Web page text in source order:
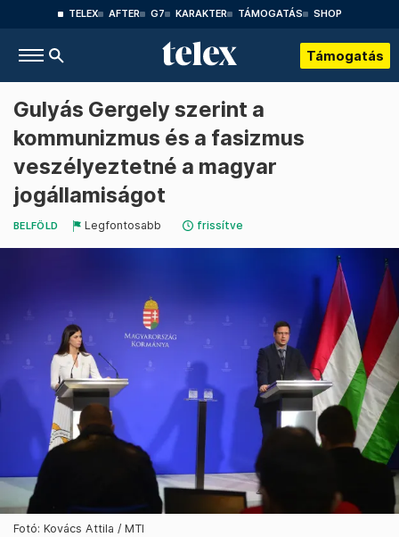
TELEX AFTER G7 KARAKTER TÁMOGATÁS SHOP
Támogatás
Gulyás Gergely szerint a
kommunizmus és a fasizmus
veszélyeztetné a magyar
jogállamiságot
BELFÖLD Legfontosabb frissítve
Fotó: Kovács Attila / MTI